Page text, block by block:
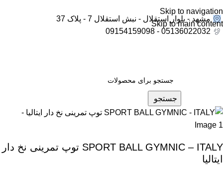
Skip to navigation
Skip to main content
مشهد - بلوار استقلال - نبش استقلال 7 - پلاک 37
05136022032 - 09154159098
جستجو
SPORT BALL GYMNIC – ITALY توپ تمرینی نخ دار
ایتالیا